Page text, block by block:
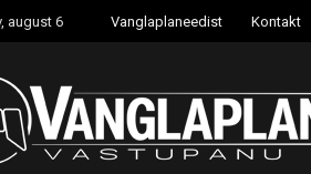
august 6 Vanglaplaneedist Kontakt